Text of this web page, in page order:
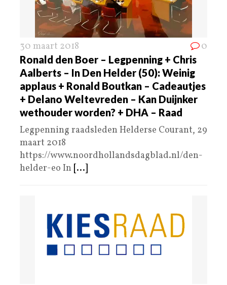
30 maart 2018 0
Ronald den Boer – Legpenning + Chris
Aalberts – In Den Helder (50): Weinig
applaus + Ronald Boutkan – Cadeautjes
+ Delano Weltevreden – Kan Duijnker
wethouder worden? + DHA – Raad
Legpenning raadsleden Helderse Courant, 29
maart 2018
https://www.noordhollandsdagblad.nl/den-
helder-eo In [...]